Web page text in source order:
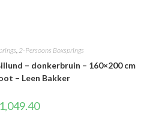
,2-Persoons Boxsprings
– donkerbruin – 160×200 cm
– Leen Bakker